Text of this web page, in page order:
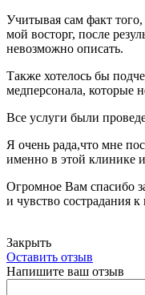
Учитывая сам факт того,
мой восторг, после
невозможно описать.
Также хотелось бы
медперсонала, которые
Все услуги были
Я очень рада,что мне
именно в этой клинике
Огромное Вам спасибо
и чувство сострадания
Закрыть
Оставить отзыв
Напишите ваш отзыв